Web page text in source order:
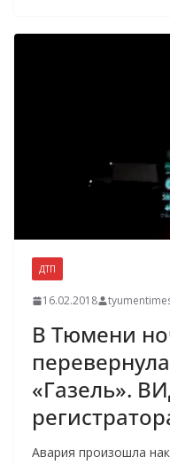
ДТП
16.02.2018
В Тюмени
«Газель».
Авария произошла